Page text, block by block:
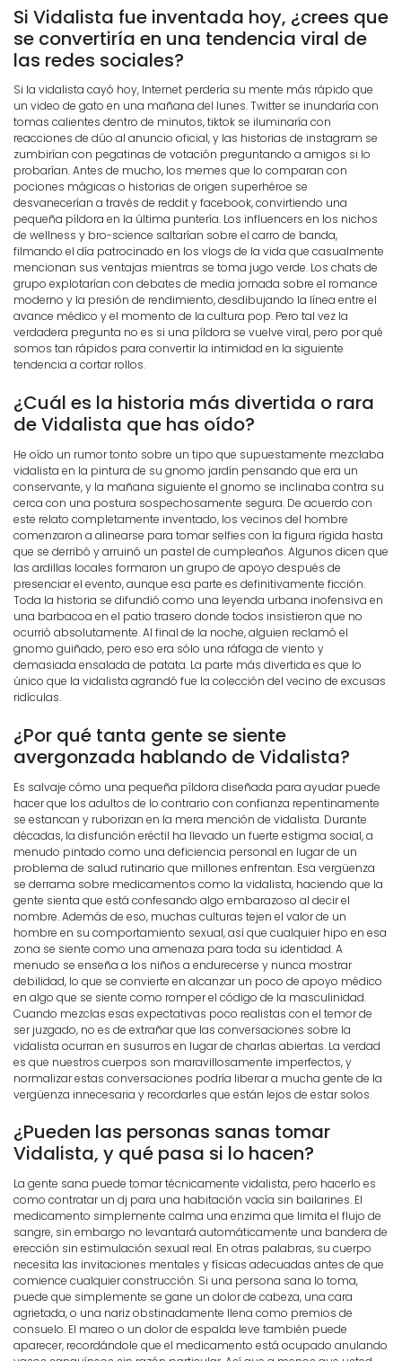
Si Vidalista fue inventada hoy, ¿crees que
se convertiría en una tendencia viral de
las redes sociales?
Si la vidalista cayó hoy, Internet perdería su mente más rápido que
un video de gato en una mañana del lunes. Twitter se inundaría con
tomas calientes dentro de minutos, tiktok se iluminaría con
reacciones de dúo al anuncio oficial, y las historias de instagram se
zumbirían con pegatinas de votación preguntando a amigos si lo
probarían. Antes de mucho, los memes que lo comparan con
pociones mágicas o historias de origen superhéroe se
desvanecerían a través de reddit y facebook, convirtiendo una
pequeña píldora en la última puntería. Los influencers en los nichos
de wellness y bro-science saltarían sobre el carro de banda,
filmando el día patrocinado en los vlogs de la vida que casualmente
mencionan sus ventajas mientras se toma jugo verde. Los chats de
grupo explotarían con debates de media jornada sobre el romance
moderno y la presión de rendimiento, desdibujando la línea entre el
avance médico y el momento de la cultura pop. Pero tal vez la
verdadera pregunta no es si una píldora se vuelve viral, pero por qué
somos tan rápidos para convertir la intimidad en la siguiente
tendencia a cortar rollos.
¿Cuál es la historia más divertida o rara
de Vidalista que has oído?
He oído un rumor tonto sobre un tipo que supuestamente mezclaba
vidalista en la pintura de su gnomo jardín pensando que era un
conservante, y la mañana siguiente el gnomo se inclinaba contra su
cerca con una postura sospechosamente segura. De acuerdo con
este relato completamente inventado, los vecinos del hombre
comenzaron a alinearse para tomar selfies con la figura rígida hasta
que se derribó y arruinó un pastel de cumpleaños. Algunos dicen que
las ardillas locales formaron un grupo de apoyo después de
presenciar el evento, aunque esa parte es definitivamente ficción.
Toda la historia se difundió como una leyenda urbana inofensiva en
una barbacoa en el patio trasero donde todos insistieron que no
ocurrió absolutamente. Al final de la noche, alguien reclamó el
gnomo guiñado, pero eso era sólo una ráfaga de viento y
demasiada ensalada de patata. La parte más divertida es que lo
único que la vidalista agrandó fue la colección del vecino de excusas
ridículas.
¿Por qué tanta gente se siente
avergonzada hablando de Vidalista?
Es salvaje cómo una pequeña píldora diseñada para ayudar puede
hacer que los adultos de lo contrario con confianza repentinamente
se estancan y ruborizan en la mera mención de vidalista. Durante
décadas, la disfunción eréctil ha llevado un fuerte estigma social, a
menudo pintado como una deficiencia personal en lugar de un
problema de salud rutinario que millones enfrentan. Esa vergüenza
se derrama sobre medicamentos como la vidalista, haciendo que la
gente sienta que está confesando algo embarazoso al decir el
nombre. Además de eso, muchas culturas tejen el valor de un
hombre en su comportamiento sexual, así que cualquier hipo en esa
zona se siente como una amenaza para toda su identidad. A
menudo se enseña a los niños a endurecerse y nunca mostrar
debilidad, lo que se convierte en alcanzar un poco de apoyo médico
en algo que se siente como romper el código de la masculinidad.
Cuando mezclas esas expectativas poco realistas con el temor de
ser juzgado, no es de extrañar que las conversaciones sobre la
vidalista ocurran en susurros en lugar de charlas abiertas. La verdad
es que nuestros cuerpos son maravillosamente imperfectos, y
normalizar estas conversaciones podría liberar a mucha gente de la
vergüenza innecesaria y recordarles que están lejos de estar solos.
¿Pueden las personas sanas tomar
Vidalista, y qué pasa si lo hacen?
La gente sana puede tomar técnicamente vidalista, pero hacerlo es
como contratar un dj para una habitación vacía sin bailarines. El
medicamento simplemente calma una enzima que limita el flujo de
sangre, sin embargo no levantará automáticamente una bandera de
erección sin estimulación sexual real. En otras palabras, su cuerpo
necesita las invitaciones mentales y físicas adecuadas antes de que
comience cualquier construcción. Si una persona sana lo toma,
puede que simplemente se gane un dolor de cabeza, una cara
agrietada, o una nariz obstinadamente llena como premios de
consuelo. El mareo o un dolor de espalda leve también puede
aparecer, recordándole que el medicamento está ocupado anulando